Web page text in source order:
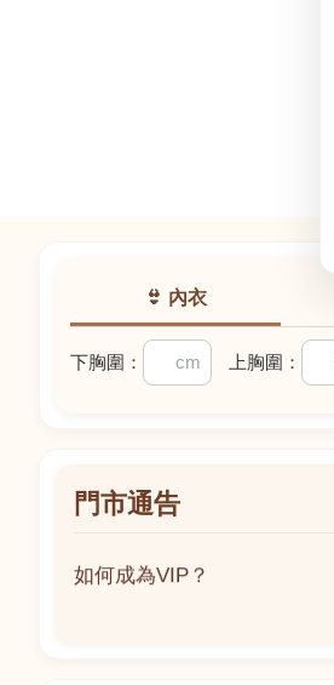
👙 內衣
下胸圍： 上胸圍：
門市通告
如何成為VIP？